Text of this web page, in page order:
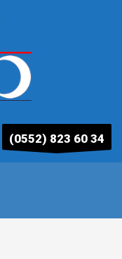
(0552) 823 60 34